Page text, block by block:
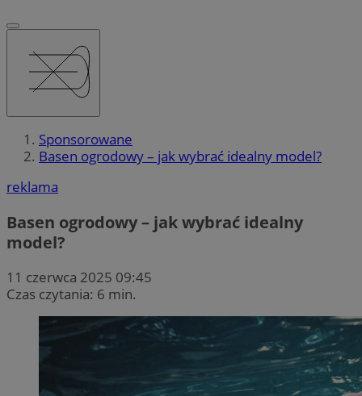
Sponsorowane
Basen ogrodowy – jak wybrać idealny model?
reklama
Basen ogrodowy – jak wybrać idealny
model?
11 czerwca 2025 09:45
Czas czytania: 6 min.